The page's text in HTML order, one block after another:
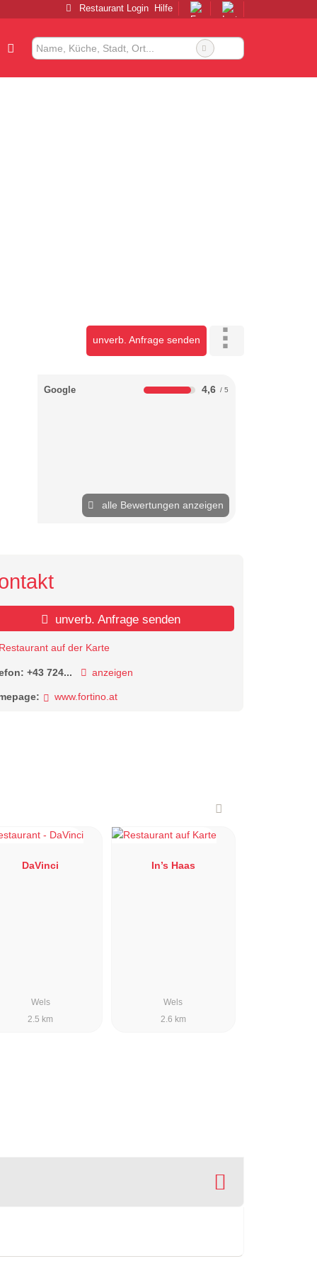
Restaurant Login Hilfe
unverb. Anfrage senden
Google 4,6
alle Bewertungen anzeigen
unverb. Anfrage senden
Restaurant auf der Karte
+43 724... anzeigen
www.fortino.at
DaVinci
Wels
2.5 km
In’s Haas
Wels
2.6 km